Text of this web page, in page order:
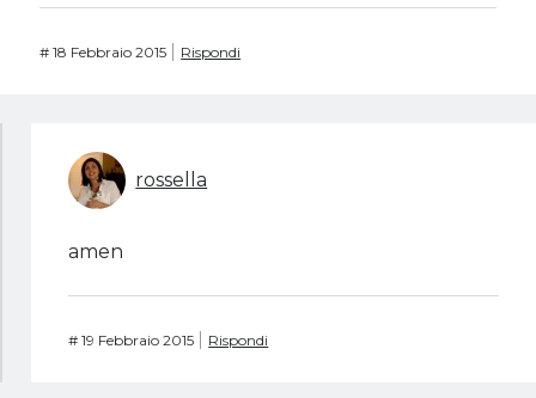
#18 Febbraio 2015 Rispondi
rossella
amen
#19 Febbraio 2015 Rispondi